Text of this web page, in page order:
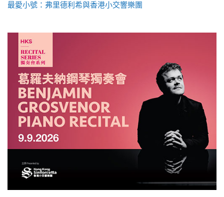
最愛小號：弗里德利希與香港小交響樂團